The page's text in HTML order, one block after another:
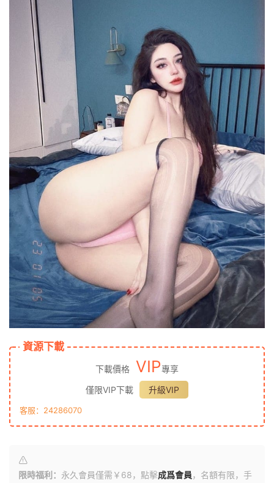
資源下載
下載價格 VIP專享
僅限VIP下載
升級VIP
客服：24286070
限時福利： 永久會員僅需￥68，點擊成爲會員，名額有限，手